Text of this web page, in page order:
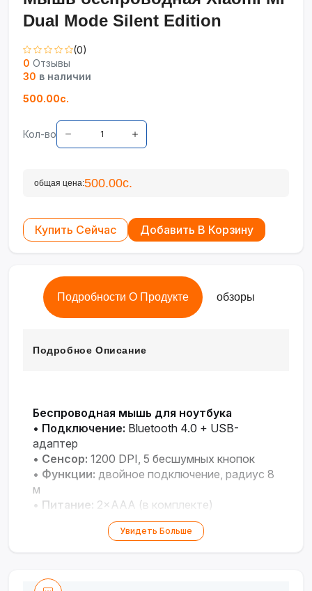
Dual Mode Silent Edition
(0)
0 Отзывы
30 в наличии
500.00с.
Кол-во
общая цена:500.00с.
Купить Сейчас Добавить В Корзину
Подробности О Продукте обзоры
Подробное Описание
Беспроводная мышь для ноутбука
• Подключение: Bluetooth 4.0 + USB-
адаптер
• Сенсор: 1200 DPI, 5 бесшумных кнопок
• Функции: двойное подключение, радиус 8
м
• Питание: 2×AAA (в комплекте)
Увидеть Больше